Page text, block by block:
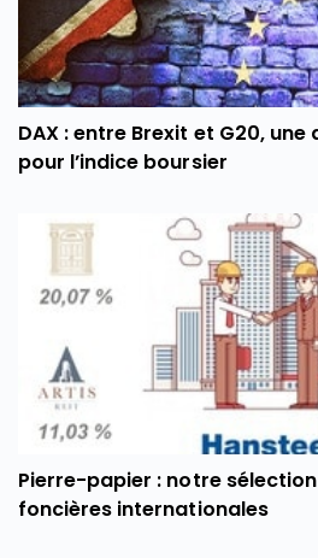
DAX : entre Brexit et G20,
pour l’indice boursier
Pierre-papier : notre
foncières internationales